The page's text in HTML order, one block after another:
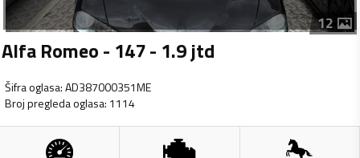
12
Alfa Romeo - 147 - 1.9 jtd
Šifra oglasa:AD387000351ME
Broj pregleda oglasa: 1114